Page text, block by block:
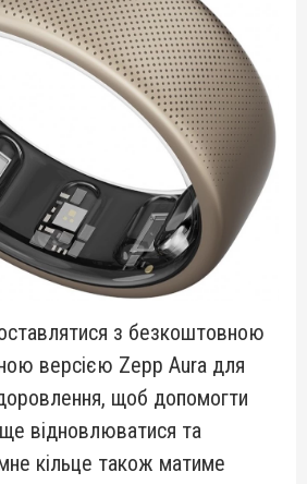
з безкоштовною
версією Zepp Aura для
щоб допомогти
відновлюватися та
кільце також матиме